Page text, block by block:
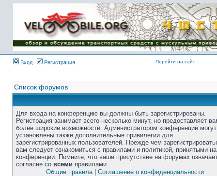
Вход Регистрация Перейти на сайт
Список форумов
Для входа на конференцию вы должны быть зарегистрированы.
Регистрация занимает всего несколько минут, но предоставляет
более широкие возможности. Администратором конференции
установлены также дополнительные привилегии для
зарегистрированных пользователей. Прежде чем
вам следует ознакомиться с правилами и политикой, принятыми на
конференции. Помните, что ваше присутствие на форумах
согласие со всеми правилами.
Общие правила| Соглашение о конфиденциальности